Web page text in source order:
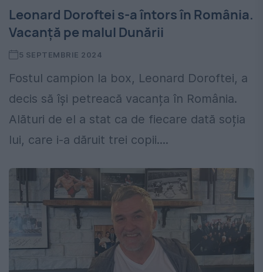
Leonard Doroftei s-a întors în România.
Vacanță pe malul Dunării
5 SEPTEMBRIE 2024
Fostul campion la box, Leonard Doroftei, a
decis să își petreacă vacanța în România.
Alături de el a stat ca de fiecare dată soția
lui, care i-a dăruit trei copii....